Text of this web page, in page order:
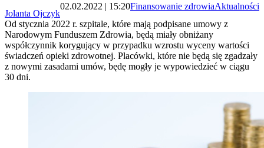
Jolanta Ojczyk
02.02.2022 | 15:20Finansowanie zdrowiaAktualności
Od stycznia 2022 r. szpitale, które mają podpisane umowy z
Narodowym Funduszem Zdrowia, będą miały obniżany
współczynnik korygujący w przypadku wzrostu wyceny wartości
świadczeń opieki zdrowotnej. Placówki, które nie będą się zgadzały
z nowymi zasadami umów, będę mogły je wypowiedzieć w ciągu
30 dni.